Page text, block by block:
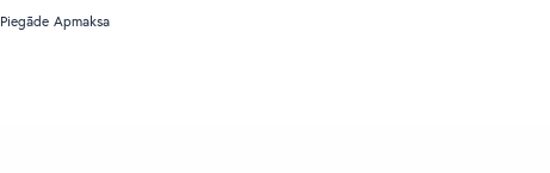
Piegāde Apmaksa